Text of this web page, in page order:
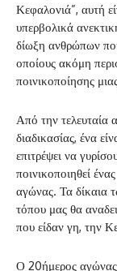
Κεφαλονιά”, αυτή
υπερβολικά
δίωξη ανθρώπων
οποίους ακόμη
ποινικοποίησης
Από την τελευταία
διαδικασίας, ένα
επιτρέψει να
ποινικοποιηθεί
αγώνας. Τα δίκαια
τόπου μας θα
που είδαν γη, την
Ο 20ήμερος αγώνας